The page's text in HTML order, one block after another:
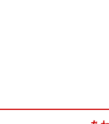
で、これ見ていただ